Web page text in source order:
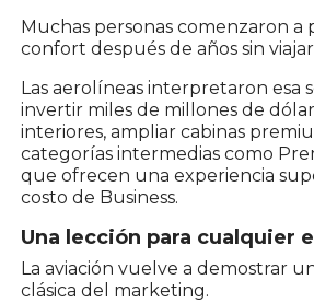
Muchas personas comenzaron a
confort después de años sin
Las aerolíneas interpretaron esa
invertir miles de millones de
interiores, ampliar cabinas
categorías intermedias como
que ofrecen una experiencia
costo de Business.
Una lección para cualquier
La aviación vuelve a demostrar
clásica del marketing.